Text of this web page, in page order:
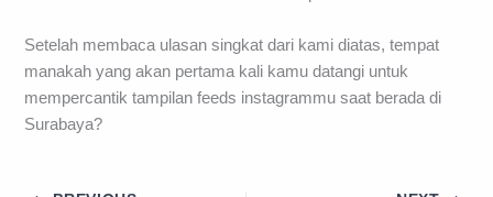
Setelah membaca ulasan singkat dari kami diatas, tempat
manakah yang akan pertama kali kamu datangi untuk
mempercantik tampilan feeds instagrammu saat berada di
Surabaya?